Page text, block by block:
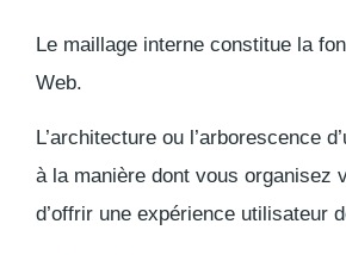
Le maillage interne constitue la
Web.
L’architecture ou l’arborescence
à la manière dont vous organisez
d’offrir une expérience utilisateur